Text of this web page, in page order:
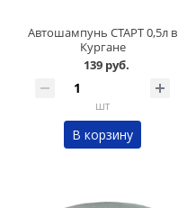
Автошампунь СТАРТ 0,5л в
Кургане
139 руб.
шт
В корзину